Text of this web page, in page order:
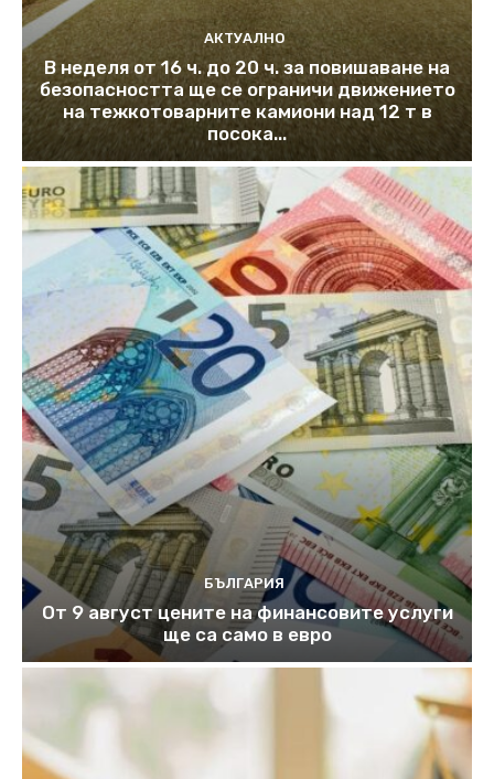
АКТУАЛНО
В неделя от 16 ч. до 20 ч. за повишаване на
безопасността ще се ограничи движението
на тежкотоварните камиони над 12 т в
посока...
БЪЛГАРИЯ
От 9 август цените на финансовите услуги
ще са само в евро